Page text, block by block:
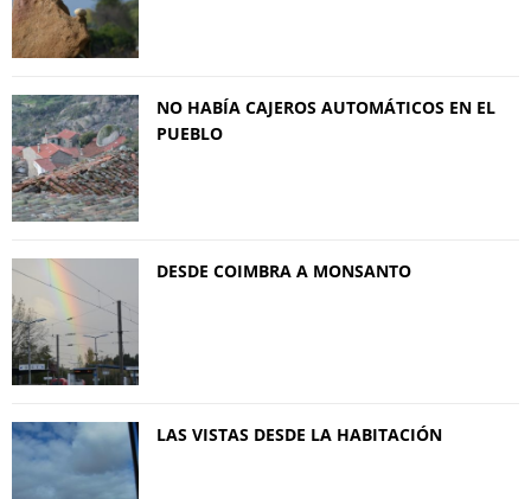
NO HABÍA CAJEROS AUTOMÁTICOS EN EL
PUEBLO
DESDE COIMBRA A MONSANTO
LAS VISTAS DESDE LA HABITACIÓN